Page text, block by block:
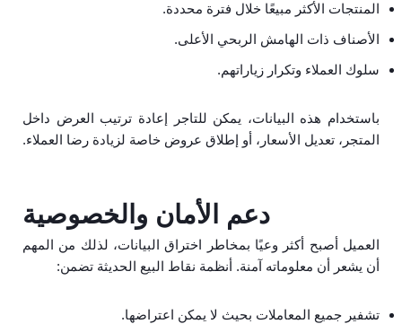
المنتجات الأكثر مبيعًا خلال فترة محددة.
الأصناف ذات الهامش الربحي الأعلى.
سلوك العملاء وتكرار زياراتهم.
باستخدام هذه البيانات، يمكن للتاجر إعادة ترتيب العرض داخل
المتجر، تعديل الأسعار، أو إطلاق عروض خاصة لزيادة رضا العملاء.
دعم الأمان والخصوصية
العميل أصبح أكثر وعيًا بمخاطر اختراق البيانات، لذلك من المهم
أن يشعر أن معلوماته آمنة. أنظمة نقاط البيع الحديثة تضمن:
تشفير جميع المعاملات بحيث لا يمكن اعتراضها.